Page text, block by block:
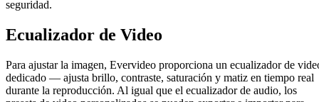
seguridad.
Ecualizador de Video
Para ajustar la imagen, Evervideo proporciona un ecualizador de
dedicado — ajusta brillo, contraste, saturación y matiz en tiempo real
durante la reproducción. Al igual que el ecualizador de audio, los